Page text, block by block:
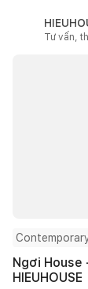
Tư vấn,
Ngơi
HIEUHOUSE